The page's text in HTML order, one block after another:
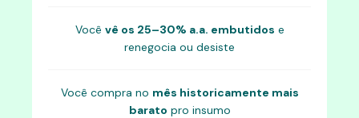
Você vê os 25–30% a.a. embutidos e
renegocia ou desiste
Você compra no mês historicamente mais
barato pro insumo